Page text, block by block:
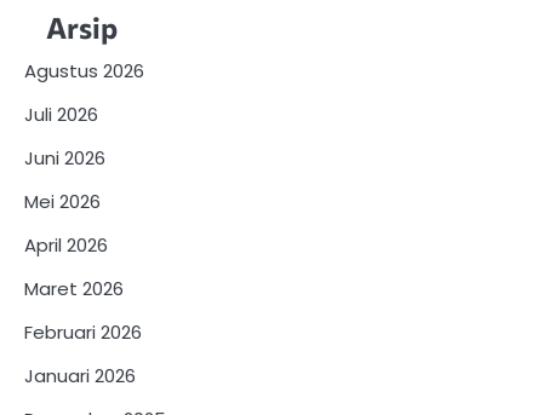
Arsip
Agustus 2026
Juli 2026
Juni 2026
Mei 2026
April 2026
Maret 2026
Februari 2026
Januari 2026